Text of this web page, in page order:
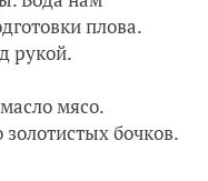
плова.
рукой.
мясо.
бочков.